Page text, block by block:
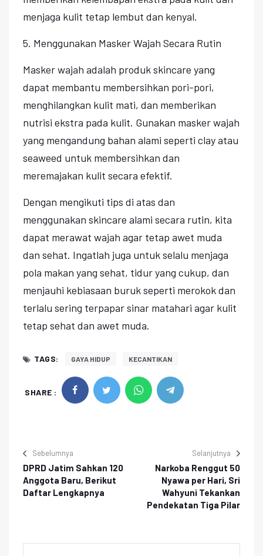
menjaga kulit tetap lembut dan kenyal.
5. Menggunakan Masker Wajah Secara Rutin
Masker wajah adalah produk skincare yang
dapat membantu membersihkan pori-pori,
menghilangkan kulit mati, dan memberikan
nutrisi ekstra pada kulit. Gunakan masker wajah
yang mengandung bahan alami seperti clay atau
seaweed untuk membersihkan dan
meremajakan kulit secara efektif.
Dengan mengikuti tips di atas dan
menggunakan skincare alami secara rutin, kita
dapat merawat wajah agar tetap awet muda
dan sehat. Ingatlah juga untuk selalu menjaga
pola makan yang sehat, tidur yang cukup, dan
menjauhi kebiasaan buruk seperti merokok dan
terlalu sering terpapar sinar matahari agar kulit
tetap sehat dan awet muda.
TAGS: GAYA HIDUP KECANTIKAN
SHARE :
Sebelumnya
DPRD Jatim Sahkan 120
Anggota Baru, Berikut
Daftar Lengkapnya
Selanjutnya
Narkoba Renggut 50
Nyawa per Hari, Sri
Wahyuni Tekankan
Pendekatan Tiga Pilar